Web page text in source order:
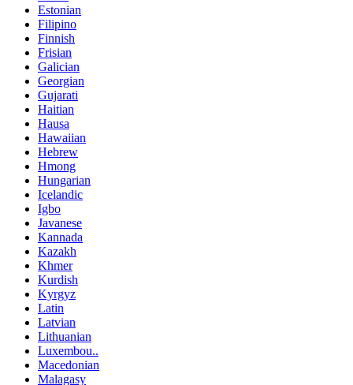
Estonian
Filipino
Finnish
Frisian
Galician
Georgian
Gujarati
Haitian
Hausa
Hawaiian
Hebrew
Hmong
Hungarian
Icelandic
Igbo
Javanese
Kannada
Kazakh
Khmer
Kurdish
Kyrgyz
Latin
Latvian
Lithuanian
Luxembou..
Macedonian
Malagasy